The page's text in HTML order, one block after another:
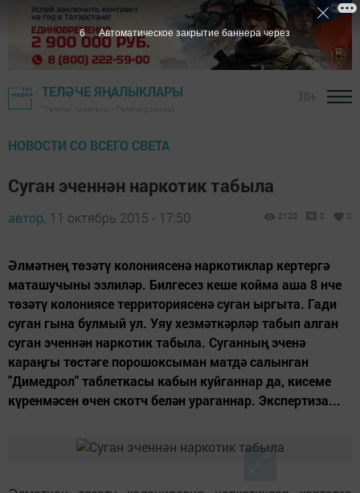
ТЕЛӘЧЕ ЯҢАЛЫКЛАРЫ
НОВОСТИ СО ВСЕГО СВЕТА
Суган эченнән наркотик табыла
автор, 11 октябрь 2015 - 17:50 2120 0 0
Әлмәтнең төзәтү колониясенә наркотиклар кертергә
маташучыны эзлиләр. Билгесез кеше койма аша 8 нче
төзәтү колониясе территориясенә суган ыргыта. Гади
суган гына булмый ул. Уяу хезмәткәрләр табып алган
суган эченнән наркотик табыла. Суганның эченә
караңгы төстәге порошоксыман матдә салынган
"Димедрол" таблеткасы кабын куйганнар да, кисеме
күренмәсен өчен скотч белән ураганнар. Экспертиза...
5 Автоматическое закрытие баннера через